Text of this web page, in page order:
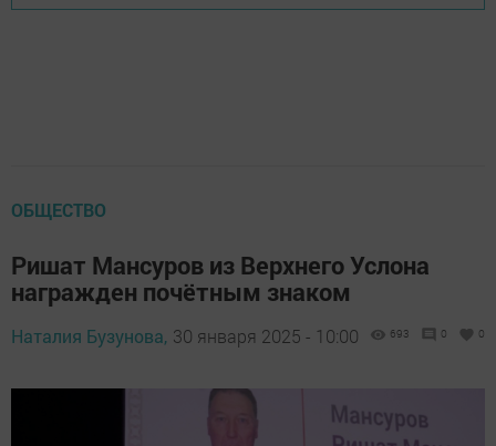
ОБЩЕСТВО
Ришат Мансуров из Верхнего Услона
награжден почётным знаком
Наталия Бузунова, 30 января 2025 - 10:00 693 0 0